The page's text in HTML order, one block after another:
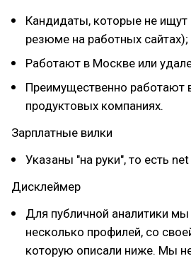
Кандидаты, которые не
резюме на работных сайтах);
Работают в Москве или
Преимущественно работают
продуктовых компаниях.
Зарплатные вилки
Указаны "на руки", то есть net
Дисклеймер
Для публичной аналитики
несколько профилей, со
которую описали ниже. Мы